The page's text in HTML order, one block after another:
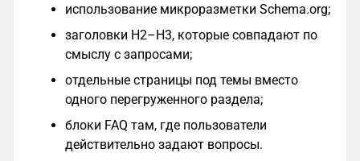
использование микроразметки Schema.org;
заголовки H2–H3, которые совпадают по
смыслу с запросами;
отдельные страницы под темы вместо
одного перегруженного раздела;
блоки FAQ там, где пользователи
действительно задают вопросы.